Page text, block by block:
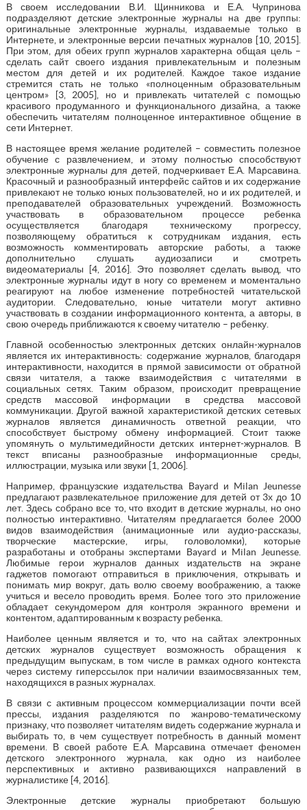
В своем исследовании В.И. Щинникова и Е.А. Чупринова
подразделяют детские электронные журналы на две группы:
оригинальные электронные журналы, издаваемые только в
Интернете, и электронные версии печатных журналов [10, 2015].
При этом, для обеих групп журналов характерна общая цель –
сделать сайт своего издания привлекательным и полезным
местом для детей и их родителей. Каждое такое издание
стремится стать не только «полноценным образовательным
центром» [3, 2005], но и привлекать читателей с помощью
красивого продуманного и функционального дизайна, а также
обеспечить читателям полноценное интерактивное общение в
сети Интернет.
В настоящее время желание родителей – совместить полезное
обучение с развлечением, и этому полностью способствуют
электронные журналы для детей, подчеркивает Е.А. Марсавина.
Красочный и разнообразный интерфейс сайтов и их содержание
привлекают не только юных пользователей, но и их родителей, и
преподавателей образовательных учреждений. Возможность
участвовать в образовательном процессе ребенка
осуществляется благодаря техническому прогрессу,
позволяющему обратиться к сотрудникам издания, есть
возможность комментировать авторские работы, а также
дополнительно слушать аудиозаписи и смотреть
видеоматериалы [4, 2016]. Это позволяет сделать вывод, что
электронные журналы идут в ногу со временем и моментально
реагируют на любое изменение потребностей читательской
аудитории. Следовательно, юные читатели могут активно
участвовать в создании информационного контента, а авторы, в
свою очередь приближаются к своему читателю – ребенку.
Главной особенностью электронных детских онлайн-журналов
является их интерактивность: содержание журналов, благодаря
интерактивности, находится в прямой зависимости от обратной
связи читателя, а также взаимодействия с читателями в
социальных сетях. Таким образом, происходит превращение
средств массовой информации в средства массовой
коммуникации. Другой важной характеристикой детских сетевых
журналов является динамичность ответной реакции, что
способствует быстрому обмену информацией. Стоит также
упомянуть о мультимедийности детских интернет-журналов. В
текст вписаны разнообразные информационные среды,
иллюстрации, музыка или звуки [1, 2006].
Например, французские издательства Bayard и Milan Jeunesse
предлагают развлекательное приложение для детей от 3х до 10
лет. Здесь собрано все то, что входит в детские журналы, но оно
полностью интерактивно. Читателям предлагается более 2000
видов взаимодействия (анимационные или аудио-рассказы,
творческие мастерские, игры, головоломки), которые
разработаны и отобраны экспертами Bayard и Milan Jeunesse.
Любимые герои журналов данных издательств на экране
гаджетов помогают отправиться в приключения, открывать и
понимать мир вокруг, дать волю своему воображению, а также
учиться и весело проводить время. Более того это приложение
обладает секундомером для контроля экранного времени и
контентом, адаптированным к возрасту ребенка.
Наиболее ценным является и то, что на сайтах электронных
детских журналов существует возможность обращения к
предыдущим выпускам, в том числе в рамках одного контекста
через систему гиперссылок при наличии взаимосвязанных тем,
находящихся в разных журналах.
В связи с активным процессом коммерциализации почти всей
прессы, издания разделяются по жанрово-тематическому
признаку, что позволяет читателям видеть содержание журнала и
выбирать то, в чем существует потребность в данный момент
времени. В своей работе Е.А. Марсавина отмечает феномен
детского электронного журнала, как одно из наиболее
перспективных и активно развивающихся направлений в
журналистике [4, 2016].
Электронные детские журналы приобретают большую